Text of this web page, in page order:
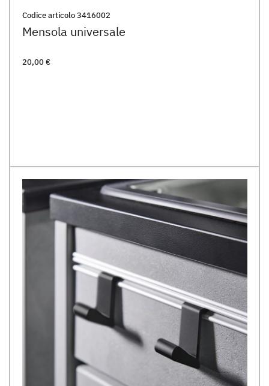
Codice articolo3416002
Mensola universale
20,00 €